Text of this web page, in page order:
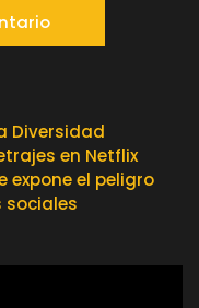
Diversidad
en Netflix
expone el peligro
sociales